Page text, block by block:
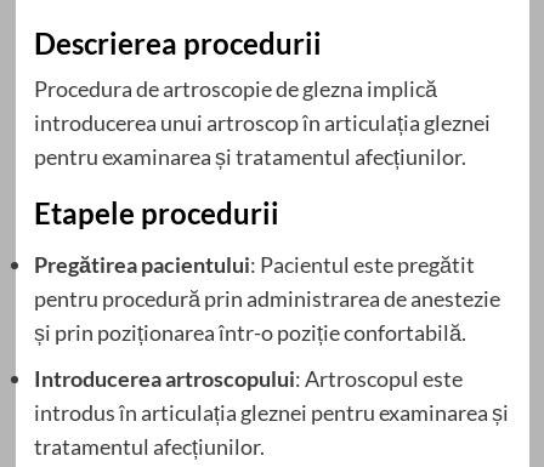
Descrierea procedurii
Procedura de artroscopie de glezna implică
introducerea unui artroscop în articulația gleznei
pentru examinarea și tratamentul afecțiunilor.
Etapele procedurii
Pregătirea pacientului: Pacientul este pregătit
pentru procedură prin administrarea de anestezie
și prin poziționarea într-o poziție confortabilă.
Introducerea artroscopului: Artroscopul este
introdus în articulația gleznei pentru examinarea și
tratamentul afecțiunilor.